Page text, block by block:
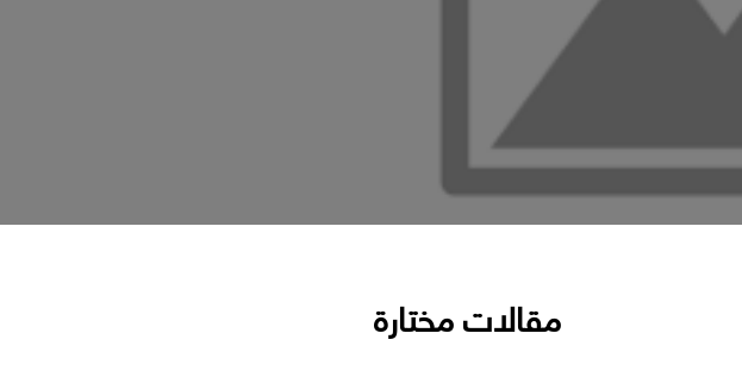
مقالات مختارة